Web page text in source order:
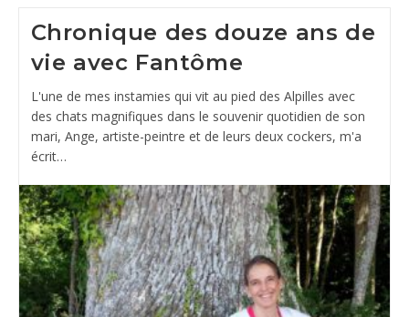
Chronique des douze ans de
vie avec Fantôme
L'une de mes instamies qui vit au pied des Alpilles avec
des chats magnifiques dans le souvenir quotidien de son
mari, Ange, artiste-peintre et de leurs deux cockers, m'a
écrit…